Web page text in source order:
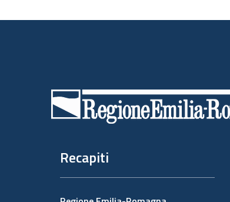
Recapiti